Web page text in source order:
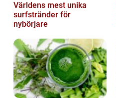
Världens mest unika
surfstränder för
nybörjare